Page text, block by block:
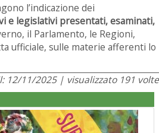
l’indicazione dei
e legislativi presentati, esaminati,
il Parlamento, le Regioni,
ufficiale, sulle materie afferenti lo
12/11/2025 | visualizzato 191 volte